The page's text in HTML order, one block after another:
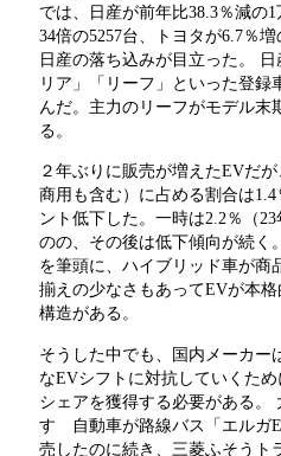
では、日産が前年比38.3％減の
34倍の5257台、トヨタが6.7％増
日産の落ち込みが目立った。
リア」「リーフ」といった登録
んだ。主力のリーフがモデル末
る。
２年ぶりに販売が増えたEVだ
商用も含む）に占める割合は1.4
ント低下した。一時は2.2％（
のの、その後は低下傾向が続く
を筆頭に、ハイブリッド車が商
揃えの少なさもあってEVが本
構造がある。
そうした中でも、国内メーカー
なEVシフトに対抗していくた
シェアを獲得する必要がある。
すゞ自動車が路線バス「エルガ
売したのに続き、三菱ふそうト